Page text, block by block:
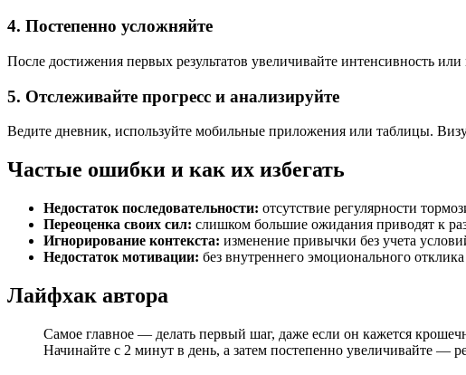
4. Постепенно усложняйте
После достижения первых результатов увеличивайте интенсивность
5. Отслеживайте прогресс и анализируйте
Ведите дневник, используйте мобильные приложения или таблицы.
Частые ошибки и как их избегать
Недостаток последовательности: отсутствие регулярности
Переоценка своих сил: слишком большие ожидания приводят к
Игнорирование контекста: изменение привычки без учета
Недостаток мотивации: без внутреннего эмоционального
Лайфхак автора
Самое главное — делать первый шаг, даже если он кажется
Начинайте с 2 минут в день, а затем постепенно увеличивайте —